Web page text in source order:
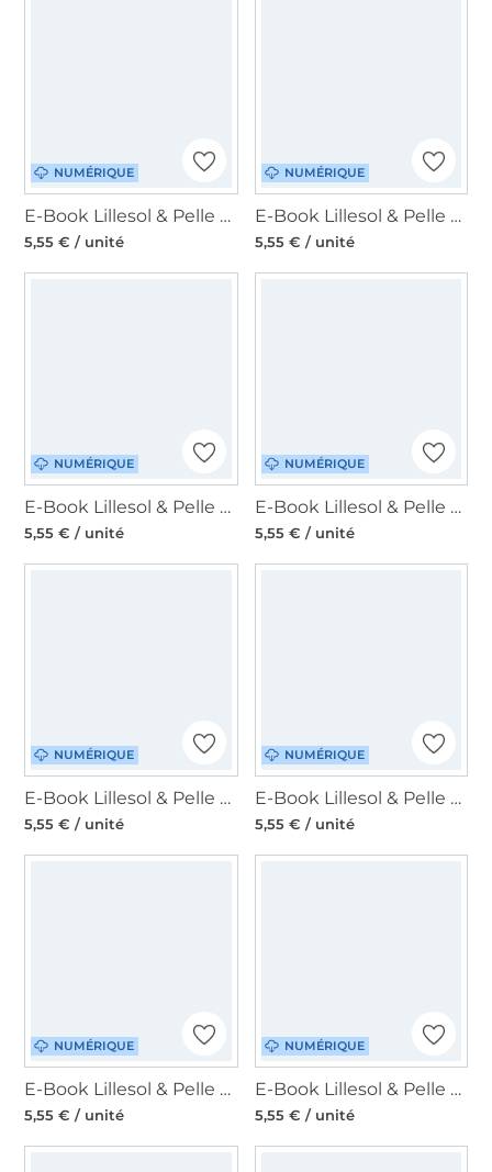
NUMÉRIQUE
E-Book Lillesol & Pelle Falttasche Fannie, en allemand
5,55 € / unité
NUMÉRIQUE
E-Book Lillesol & Pelle Kindergarten-Tasche Rudi Two, en allemand
5,55 € / unité
NUMÉRIQUE
E-Book Lillesol & Pelle Strandtasche Sunshine Coast, en allemand
5,55 € / unité
NUMÉRIQUE
E-Book Lillesol & Pelle Kinderrucksack Karlsson, en allemand
5,55 € / unité
NUMÉRIQUE
E-Book Lillesol & Pelle Kulturkram Sport, en allemand
5,55 € / unité
NUMÉRIQUE
E-Book Lillesol & Pelle Kulturkram Style, en allemand
5,55 € / unité
NUMÉRIQUE
E-Book Lillesol & Pelle Kulturtasche Kamille, en allemand
5,55 € / unité
NUMÉRIQUE
E-Book Lillesol & Pelle Basic Bag, en allemand
5,55 € / unité